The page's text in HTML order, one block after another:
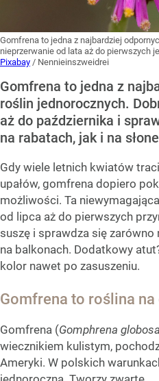
Gomfrena to jedna z najbardziej
nieprzerwanie od lata aż do pierwszych
Pixabay / Nennieinszweidrei
Gomfrena to jedna z
roślin jednorocznych.
aż do października i
na rabatach, jak i na
Gdy wiele letnich kwiatów
upałów, gomfrena dopiero
możliwości. Ta
od lipca aż do pierwszych
suszę i sprawdza się zarówno
na balkonach. Dodatkowy
kolor nawet po zasuszeniu.
Gomfrena to roślina
Gomfrena (Gomphrena globosa
wiecznikiem kulistym,
Ameryki. W polskich